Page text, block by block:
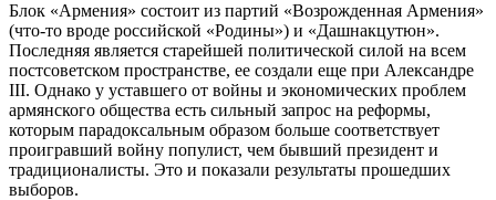
Блок «Армения» состоит из партий «Возрожденная Армения»
(что-то вроде российской «Родины») и «Дашнакцутюн».
Последняя является старейшей политической силой на всем
постсоветском пространстве, ее создали еще при Александре
III. Однако у уставшего от войны и экономических проблем
армянского общества есть сильный запрос на реформы,
которым парадоксальным образом больше соответствует
проигравший войну популист, чем бывший президент и
традиционалисты. Это и показали результаты прошедших
выборов.